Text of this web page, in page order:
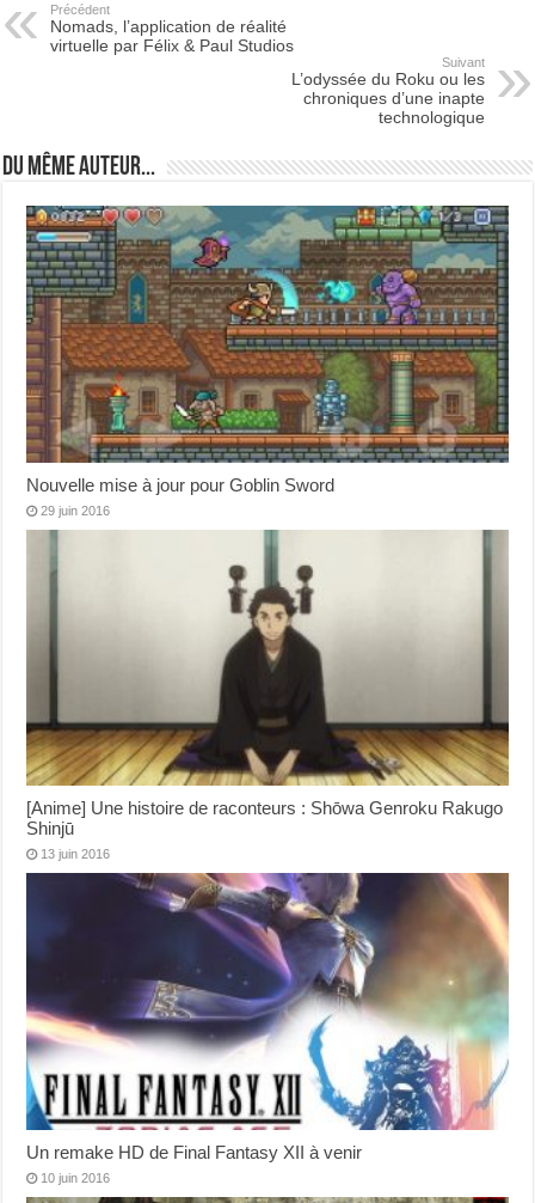
Précédent
Nomads, l’application de réalité
virtuelle par Félix & Paul Studios
Suivant
L’odyssée du Roku ou les
chroniques d’une inapte
technologique
Du même auteur...
Nouvelle mise à jour pour Goblin Sword
29 juin 2016
[Anime] Une histoire de raconteurs : Shōwa Genroku Rakugo
Shinjū
13 juin 2016
Un remake HD de Final Fantasy XII à venir
10 juin 2016